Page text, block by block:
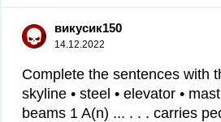
викусик150
14.12.2022
Complete the sentences with
skyline • steel • elevator •
beams 1 A(n) ... . . . carries